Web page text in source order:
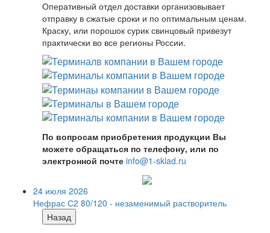
Оперативный отдел доставки организовывает
отправку в сжатые сроки и по оптимальным ценам.
Краску, или порошок сурик свинцовый привезут
практически во все регионы России.
По вопросам приобретения продукции Вы
можете обращаться по телефону, или по
электронной почте info@1-sklad.ru
24 июля 2026
Нефрас С2 80/120 - незаменимый растворитель
Назад